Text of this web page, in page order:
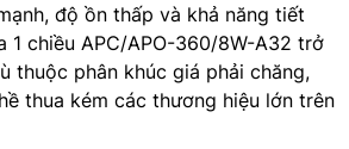
độ ồn thấp và khả năng tiết
1 chiều APC/APO-360/8W-A32 trở
thuộc phân khúc giá phải chăng,
thua kém các thương hiệu lớn trên